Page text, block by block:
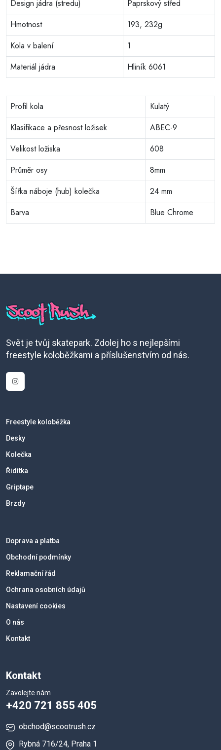
Design jádra (stredu)
Paprskový střed
Hmotnost
193, 232g
Kola v balení
1
Materiál jádra
Hliník 6061
Profil kola
Kulatý
Klasifikace a přesnost ložisek
ABEC-9
Velikost ložiska
608
Průměr osy
8mm
Šířka náboje (hub) kolečka
24 mm
Barva
Blue Chrome
Svět je tvůj skatepark. Zdolej ho s nejlepšími
freestyle koloběžkami a příslušenstvím od nás.
Freestyle koloběžka
Desky
Kolečka
Řidítka
Griptape
Brzdy
Doprava a platba
Obchodní podmínky
Reklamační řád
Ochrana osobních údajů
Nastavení cookies
O nás
Kontakt
Kontakt
Zavolejte nám
+420 721 855 405
obchod@scootrush.cz
Rybná 716/24, Praha 1